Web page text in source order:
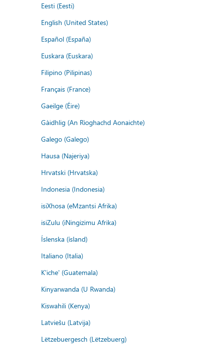
Eesti (Eesti)
English (United States)
Español (España)
Euskara (Euskara)
Filipino (Pilipinas)
Français (France)
Gaeilge (Éire)
Gàidhlig (An Rìoghachd Aonaichte)
Galego (Galego)
Hausa (Najeriya)
Hrvatski (Hrvatska)
Indonesia (Indonesia)
isiXhosa (eMzantsi Afrika)
isiZulu (iNingizimu Afrika)
Íslenska (ísland)
Italiano (Italia)
K'iche' (Guatemala)
Kinyarwanda (U Rwanda)
Kiswahili (Kenya)
Latviešu (Latvija)
Lëtzebuergesch (Lëtzebuerg)